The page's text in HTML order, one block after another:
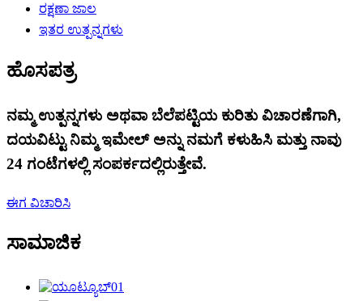
ರಕ್ಷಣಾ ಜಾಲ
ಇತರ ಉತ್ಪನ್ನಗಳು
ಹೊಸಪತ್ರ
ನಮ್ಮ ಉತ್ಪನ್ನಗಳು ಅಥವಾ ಬೆಲೆಪಟ್ಟಿಯ ಕುರಿತು ವಿಚಾರಣೆಗಾಗಿ,
ದಯವಿಟ್ಟು ನಿಮ್ಮ ಇಮೇಲ್ ಅನ್ನು ನಮಗೆ ಕಳುಹಿಸಿ ಮತ್ತು ನಾವು
24 ಗಂಟೆಗಳಲ್ಲಿ ಸಂಪರ್ಕದಲ್ಲಿರುತ್ತೇವೆ.
ಈಗ ವಿಚಾರಿಸಿ
ಸಾಮಾಜಿಕ